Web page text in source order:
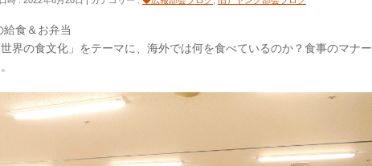
食＆お弁当
界の食文化」をテーマに、海外では何を食べているのか？食事のマナー